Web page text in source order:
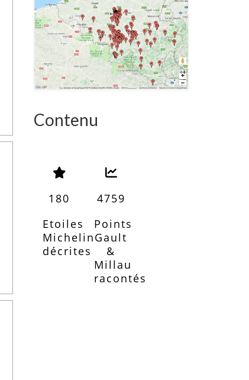
Contenu
180
Etoiles
Michelin
décrites
4759
Points
Gault
&
Millau
racontés